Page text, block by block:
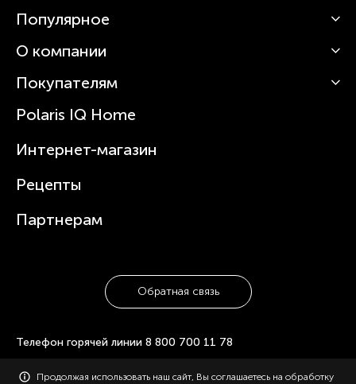
Популярное
Кофемашины
Вертикальные пылесосы
Зубные щетки и ирригаторы
Увлажнители
Посуда
О компании
О Polaris
Статьи
Покупателям
Сервисные центры
Где купить
Polaris IQ Home
Интернет-магазин
Рецепты
Партнерам
Обратная связь
Телефон горячей линии 8 800 700 11 78
© 2006-2026 «Polaris». Все права защищены. Использование
Продолжая использовать наш сайт, Вы соглашаетесь на обработку